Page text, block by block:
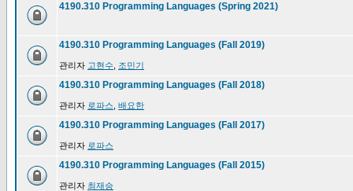
4190.310 Programming Languages (Spring 2021)
4190.310 Programming Languages (Fall 2019)
관리자 고현수 조민기
4190.310 Programming Languages (Fall 2018)
관리자 로파스 배요한
4190.310 Programming Languages (Fall 2017)
관리자 로파스
4190.310 Programming Languages (Fall 2015)
관리자 최재승